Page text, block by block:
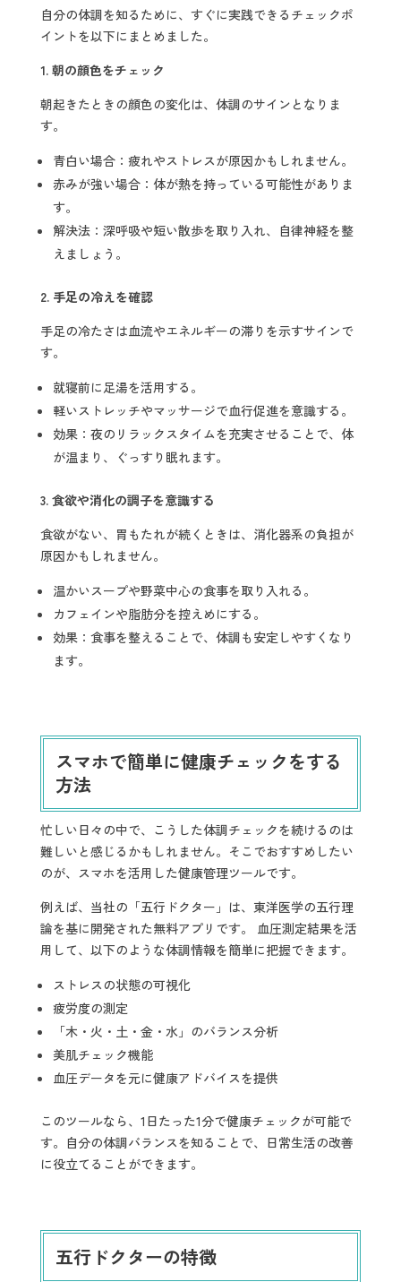
自分の体調を知るために、すぐに実践できるチェックポ
イントを以下にまとめました。
1. 朝の顔色をチェック
朝起きたときの顔色の変化は、体調のサインとなりま
す。
青白い場合：疲れやストレスが原因かもしれません。
赤みが強い場合：体が熱を持っている可能性がありま
す。
解決法：深呼吸や短い散歩を取り入れ、自律神経を整
えましょう。
2. 手足の冷えを確認
手足の冷たさは血流やエネルギーの滞りを示すサインで
す。
就寝前に足湯を活用する。
軽いストレッチやマッサージで血行促進を意識する。
効果：夜のリラックスタイムを充実させることで、体
が温まり、ぐっすり眠れます。
3. 食欲や消化の調子を意識する
食欲がない、胃もたれが続くときは、消化器系の負担が
原因かもしれません。
温かいスープや野菜中心の食事を取り入れる。
カフェインや脂肪分を控えめにする。
効果：食事を整えることで、体調も安定しやすくなり
ます。
スマホで簡単に健康チェックをする
方法
忙しい日々の中で、こうした体調チェックを続けるのは
難しいと感じるかもしれません。そこでおすすめしたい
のが、スマホを活用した健康管理ツールです。
例えば、当社の「五行ドクター」は、東洋医学の五行理
論を基に開発された無料アプリです。 血圧測定結果を活
用して、以下のような体調情報を簡単に把握できます。
ストレスの状態の可視化
疲労度の測定
「木・火・土・金・水」のバランス分析
美肌チェック機能
血圧データを元に健康アドバイスを提供
このツールなら、1日たった1分で健康チェックが可能で
す。自分の体調バランスを知ることで、日常生活の改善
に役立てることができます。
五行ドクターの特徴